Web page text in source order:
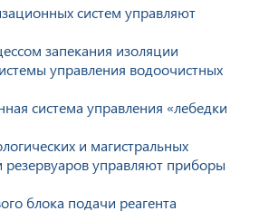
систем управляют
запекания изоляции
управления водоочистных
система управления «лебедки
и магистральных
резервуаров управляют приборы
блока подачи реагента